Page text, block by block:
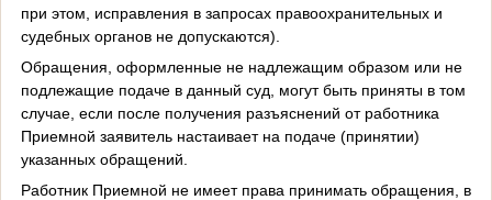
при этом, исправления в запросах правоохранительных и
судебных органов не допускаются).
Обращения, оформленные не надлежащим образом или не
подлежащие подаче в данный суд, могут быть приняты в том
случае, если после получения разъяснений от работника
Приемной заявитель настаивает на подаче (принятии)
указанных обращений.
Работник Приемной не имеет права принимать обращения, в